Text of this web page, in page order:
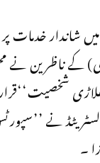
شاندار خدمات
کے ناظرین نے
شخصیت‘‘قرار
نے
۔